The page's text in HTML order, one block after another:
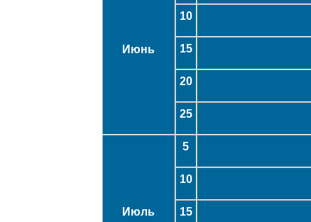
Июнь
10
15
20
25
Июль
5
10
15